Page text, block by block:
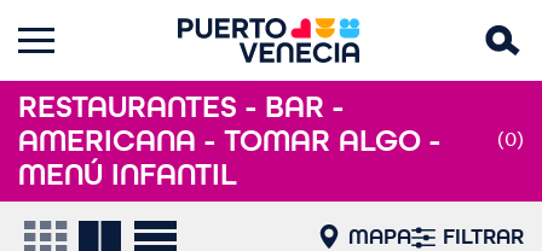
RESTAURANTES - BAR -
AMERICANA - TOMAR ALGO -
MENÚ INFANTIL
(0)
MAPA FILTRAR